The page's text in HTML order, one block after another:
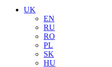
UK
EN
RU
RO
PL
SK
HU